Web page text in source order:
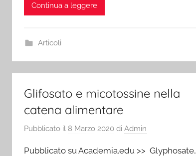
Continua a leggere
Articoli
Glifosato e micotossine nella
catena alimentare
Pubblicato il 8 Marzo 2020 di Admin
Pubblicato su Academia.edu >> Glyphosate,